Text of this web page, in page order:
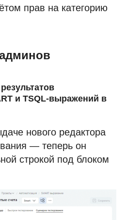
прав на категорию
и TSQL-выражений в
нового редактора
— теперь он
строкой под блоком